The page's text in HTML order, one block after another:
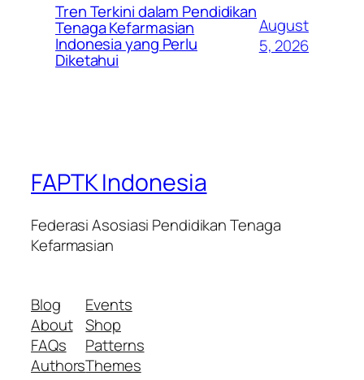
Tren Terkini dalam Pendidikan
Tenaga Kefarmasian
Indonesia yang Perlu
Diketahui
August
5, 2026
FAPTK Indonesia
Federasi Asosiasi Pendidikan Tenaga
Kefarmasian
Blog
About
FAQs
Authors
Events
Shop
Patterns
Themes